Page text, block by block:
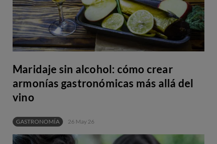
Maridaje sin alcohol: cómo crear
armonías gastronómicas más allá del
vino
GASTRONOMÍA 26 May 26